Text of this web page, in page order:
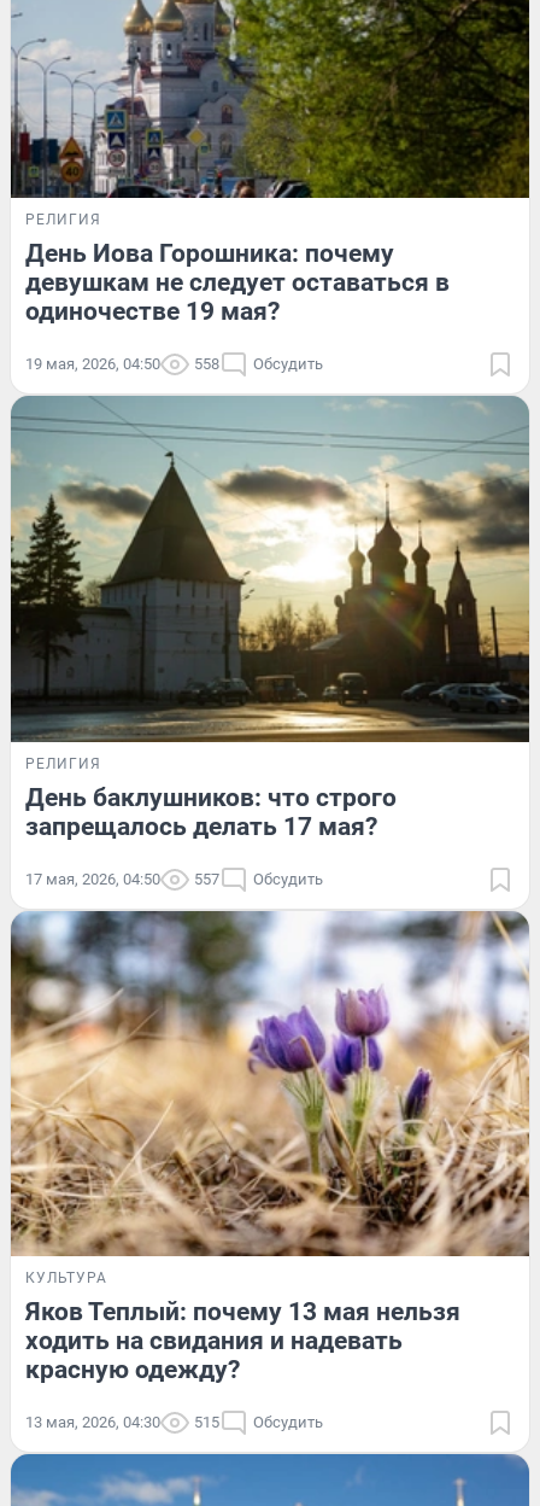
РЕЛИГИЯ
День Иова Горошника: почему
девушкам не следует оставаться в
одиночестве 19 мая?
19 мая, 2026, 04:50 558 Обсудить
РЕЛИГИЯ
День баклушников: что строго
запрещалось делать 17 мая?
17 мая, 2026, 04:50 557 Обсудить
КУЛЬТУРА
Яков Теплый: почему 13 мая нельзя
ходить на свидания и надевать
красную одежду?
13 мая, 2026, 04:30 515 Обсудить